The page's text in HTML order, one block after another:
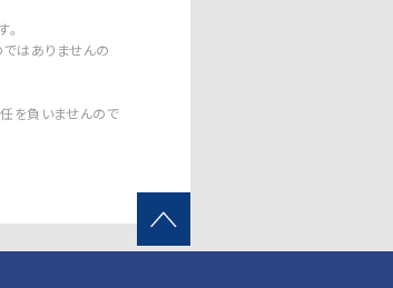
はありませんの
を負いませんので